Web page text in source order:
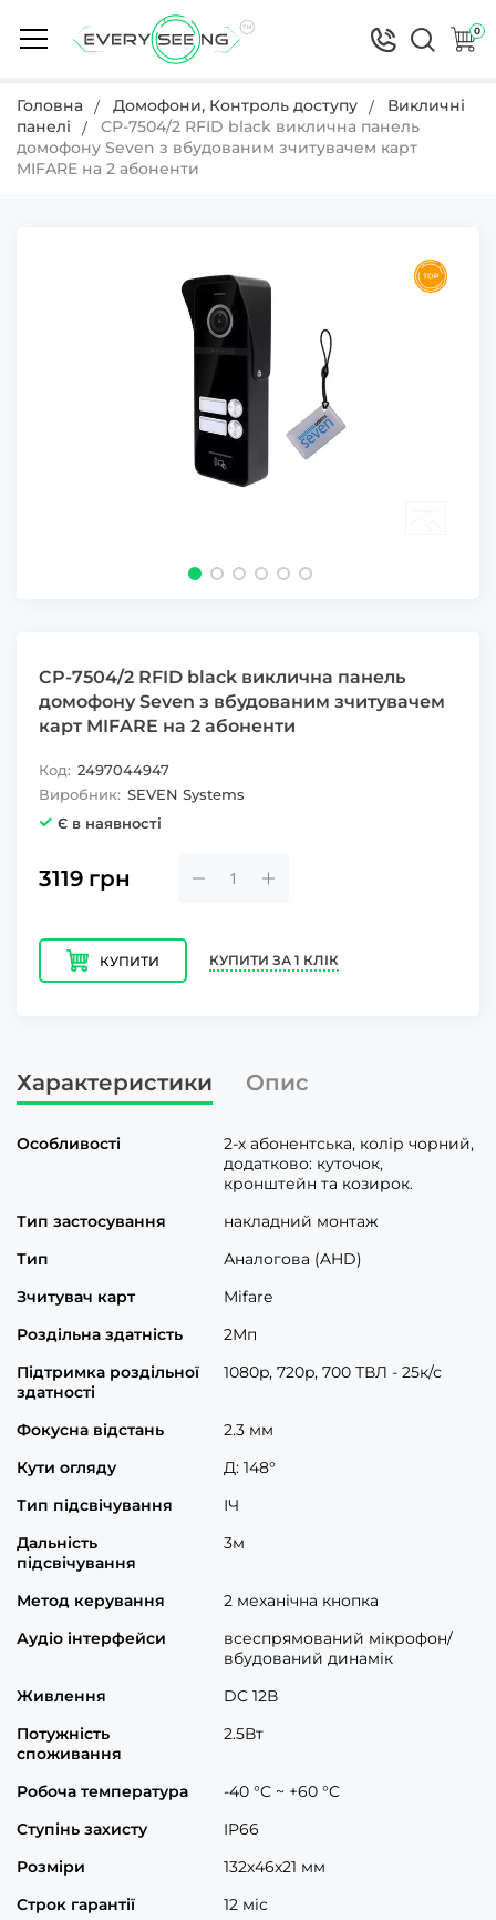
0
Головна Домофони, Контроль доступу
Викличні
панелі
CP-7504/2 RFID black виклична панель
домофону Seven з вбудованим зчитувачем карт
MIFARE на 2 абоненти
CP-7504/2 RFID black виклична панель
домофону Seven з вбудованим зчитувачем
карт MIFARE на 2 абоненти
Код: 2497044947
Виробник: SEVEN Systems
Є в наявності
3119 грн
КУПИТИ КУПИТИ ЗА 1 КЛІК
Характеристики Опис
Особливості
2-х абонентська, колір чорний,
додатково: куточок,
кронштейн та козирок.
Тип застосування
накладний монтаж
Тип
Аналогова (AHD)
Зчитувач карт
Mifare
Роздільна здатність
2Мп
Підтримка роздільної
здатності
1080p, 720p, 700 ТВЛ - 25к/с
Фокусна відстань
2.3 мм
Кути огляду
Д: 148°
Тип підсвічування
ІЧ
Дальність
підсвічування
3м
Метод керування
2 механічна кнопка
Аудіо інтерфейси
всеспрямований мікрофон/
вбудований динамік
Живлення
DC 12В
Потужність
споживання
2.5Вт
Робоча температура
-40 °C ~ +60 °C
Ступінь захисту
IP66
Розміри
132х46х21 мм
Строк гарантії
12 міс